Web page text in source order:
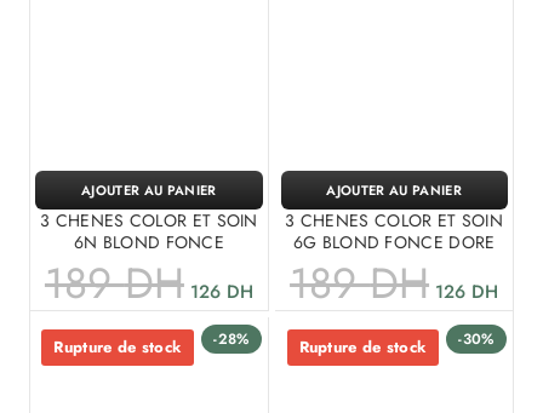
3 CHENES COLOR ET SOIN
6N BLOND FONCE
189DH 126 DH
AJOUTER AU PANIER
3 CHENES COLOR ET SOIN
6G BLOND FONCE DORE
189DH 126 DH
AJOUTER AU PANIER
-28%
Rupture de stock -30%
Rupture de stock